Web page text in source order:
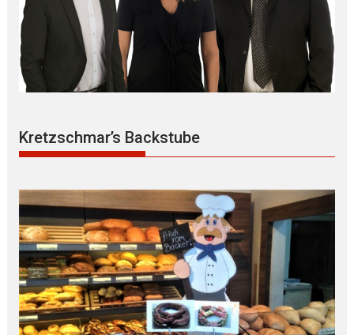
Kretzschmar’s Backstube